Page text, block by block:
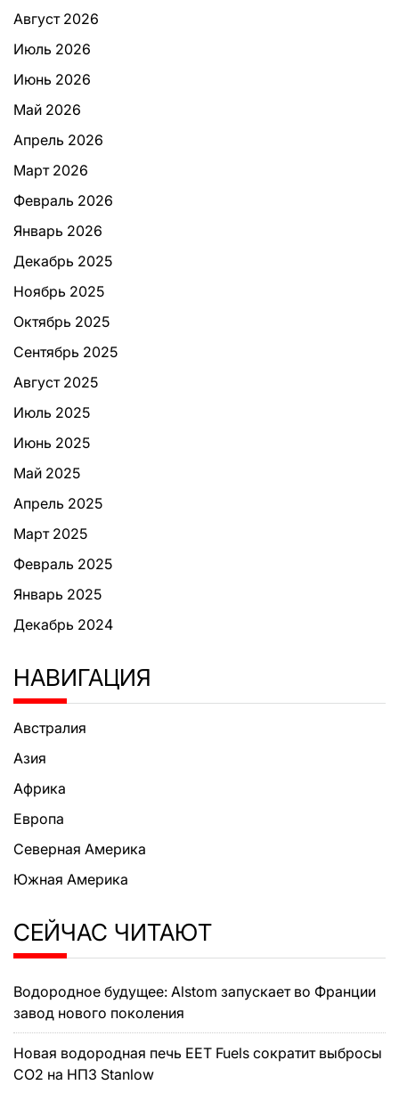
Август 2026
Июль 2026
Июнь 2026
Май 2026
Апрель 2026
Март 2026
Февраль 2026
Январь 2026
Декабрь 2025
Ноябрь 2025
Октябрь 2025
Сентябрь 2025
Август 2025
Июль 2025
Июнь 2025
Май 2025
Апрель 2025
Март 2025
Февраль 2025
Январь 2025
Декабрь 2024
НАВИГАЦИЯ
Австралия
Азия
Африка
Европа
Северная Америка
Южная Америка
СЕЙЧАС ЧИТАЮТ
Водородное будущее: Alstom запускает во Франции
завод нового поколения
Новая водородная печь EET Fuels сократит выбросы
CO2 на НПЗ Stanlow